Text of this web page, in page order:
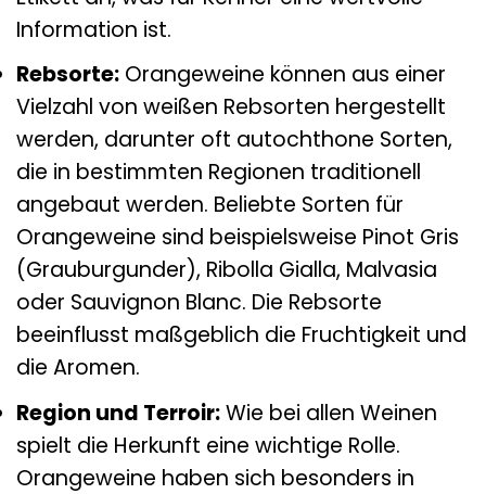
Information ist.
Rebsorte: Orangeweine können aus einer
Vielzahl von weißen Rebsorten hergestellt
werden, darunter oft autochthone Sorten,
die in bestimmten Regionen traditionell
angebaut werden. Beliebte Sorten für
Orangeweine sind beispielsweise Pinot Gris
(Grauburgunder), Ribolla Gialla, Malvasia
oder Sauvignon Blanc. Die Rebsorte
beeinflusst maßgeblich die Fruchtigkeit und
die Aromen.
Region und Terroir:Wie bei allen Weinen
spielt die Herkunft eine wichtige Rolle.
Orangeweine haben sich besonders in